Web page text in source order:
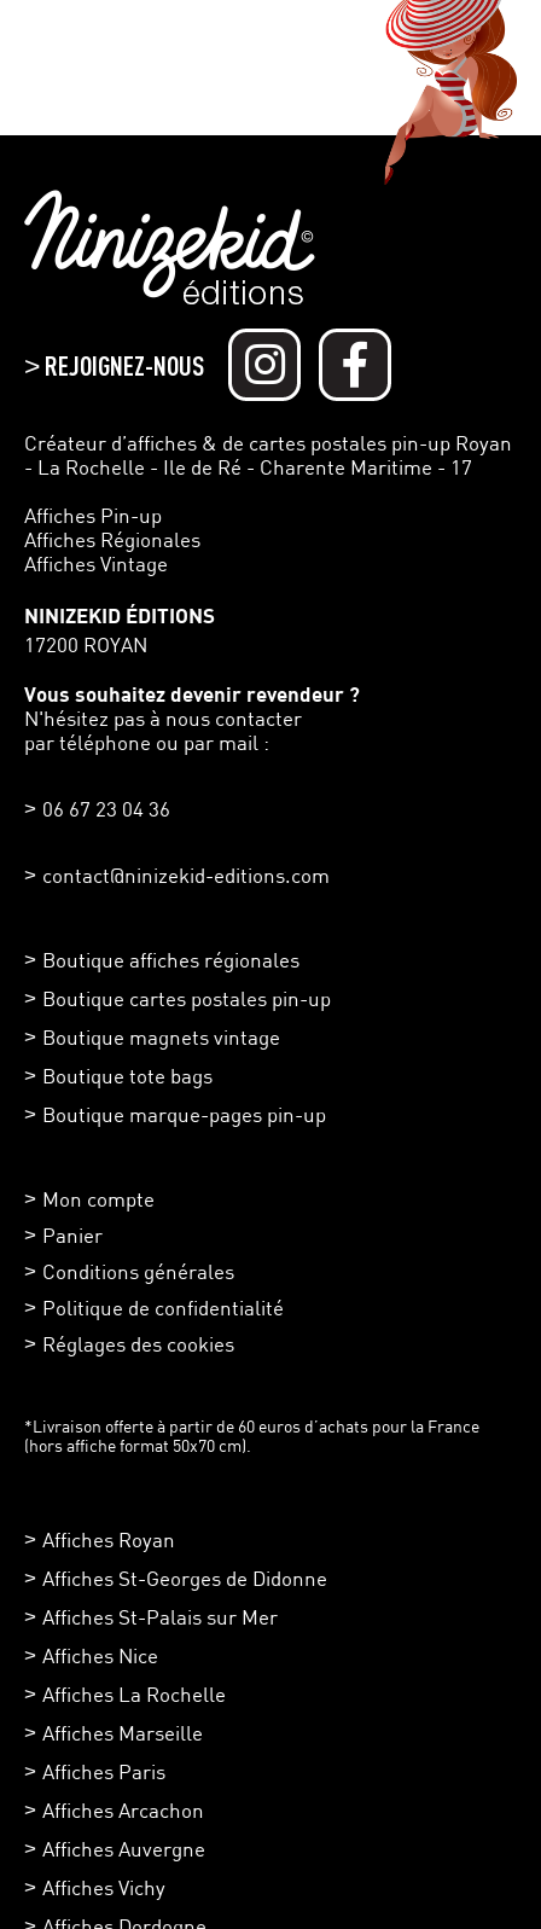
>REJOIGNEZ-NOUS
Créateur d’affiches & de cartes postales pin-up Royan
- La Rochelle - Ile de Ré - Charente Maritime - 17
Affiches Pin-up
Affiches Régionales
Affiches Vintage
NINIZEKID ÉDITIONS
17200 ROYAN
Vous souhaitez devenir revendeur ?
N'hésitez pas à nous contacter
par téléphone ou par mail :
06 67 23 04 36
contact@ninizekid-editions.com
Boutique affiches régionales
Boutique cartes postales pin-up
Boutique magnets vintage
Boutique tote bags
Boutique marque-pages pin-up
Mon compte
Panier
Conditions générales
Politique de confidentialité
Réglages des cookies
*Livraison offerte à partir de 60 euros d’achats pour la France
(hors affiche format 50x70 cm).
Affiches Royan
Affiches St-Georges de Didonne
Affiches St-Palais sur Mer
Affiches Nice
Affiches La Rochelle
Affiches Marseille
Affiches Paris
Affiches Arcachon
Affiches Auvergne
Affiches Vichy